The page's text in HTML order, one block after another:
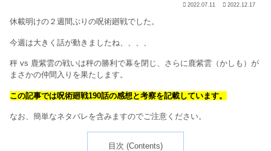
2022.07.11 2022.12.17
休載明けの２週間ぶりの呪術廻戦でした。
今週は大きく話が動きましたね、、、、
秤 vs 鹿紫雲の戦いは秤の勝利で幕を閉じ、さらに鹿紫雲（かしも）が
まさかの仲間入りを果たします。
この記事では呪術廻戦190話の感想と考察を記載しています。
なお、簡単なネタバレを含みますのでご注意ください。
目次 (Contents)